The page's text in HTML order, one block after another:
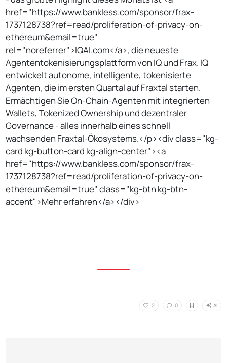
href="https://www.bankless.com/sponsor/frax-
1737128738?ref=read/proliferation-of-privacy-on-
ethereum&email=true"
rel="noreferrer">IQAI.com</a>, die neueste
Agententokenisierungsplattform von IQ und Frax. IQ
entwickelt autonome, intelligente, tokenisierte
Agenten, die im ersten Quartal auf Fraxtal starten.
Ermächtigen Sie On-Chain-Agenten mit integrierten
Wallets, Tokenized Ownership und dezentraler
Governance - alles innerhalb eines schnell
wachsenden Fraxtal-Ökosystems.</p><div class="kg-
card kg-button-card kg-align-center"><a
href="https://www.bankless.com/sponsor/frax-
1737128738?ref=read/proliferation-of-privacy-on-
ethereum&email=true" class="kg-btn kg-btn-
accent">Mehr erfahren</a></div>
2 0 AI